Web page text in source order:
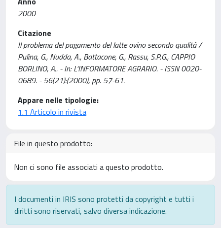
2000
Citazione
Il problema del pagamento del latte ovino secondo qualità /
Pulina, G., Nudda, A., Battacone, G., Rassu, S.P.G., CAPPIO
BORLINO, A.. - In: L'INFORMATORE AGRARIO. - ISSN 0020-
0689. - 56(21):(2000), pp. 57-61.
Appare nelle tipologie:
1.1 Articolo in rivista
File in questo prodotto:
Non ci sono file associati a questo prodotto.
I documenti in IRIS sono protetti da copyright e tutti i
diritti sono riservati, salvo diversa indicazione.